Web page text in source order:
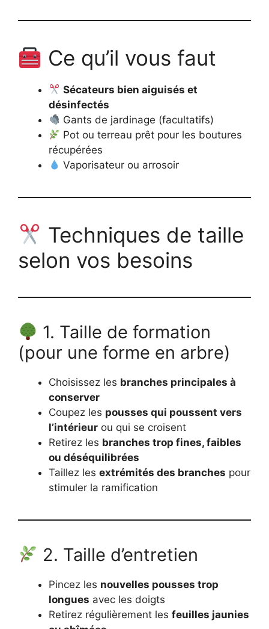
Ce qu’il vous faut
Sécateurs bien aiguisés et
désinfectés
Gants de jardinage (facultatifs)
Pot ou terreau prêt pour les boutures
récupérées
Vaporisateur ou arrosoir
Techniques de taille
selon vos besoins
1. Taille de formation
(pour une forme en arbre)
Choisissez les branches principales à
conserver
Coupez les pousses qui poussent vers
l’intérieur ou qui se croisent
Retirez les branches trop fines, faibles
ou déséquilibrées
Taillez les extrémités des branches pour
stimuler la ramification
2. Taille d’entretien
Pincez les nouvelles pousses trop
longues avec les doigts
Retirez régulièrement les feuilles jaunies